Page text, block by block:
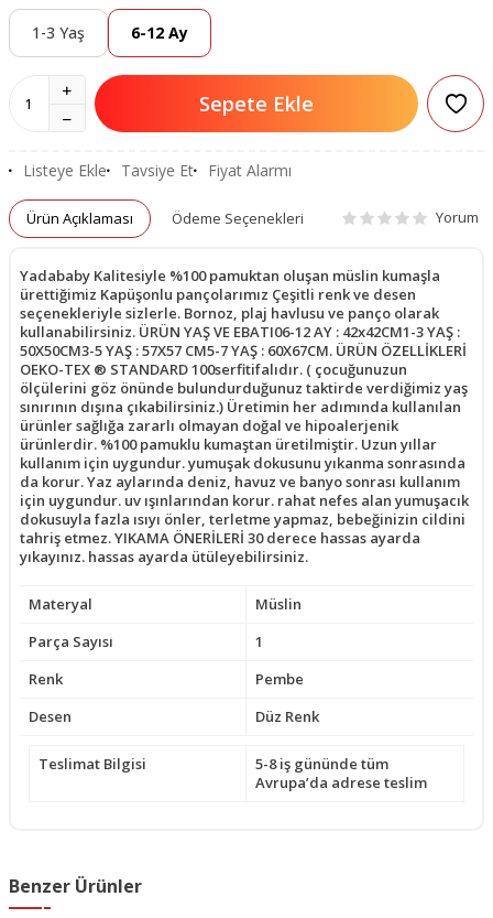
1-3 Yaş 6-12 Ay
Sepete Ekle
Listeye Ekle Tavsiye Et Fiyat Alarmı
Ürün Açıklaması Ödeme Seçenekleri Yorum
Yadababy Kalitesiyle %100 pamuktan oluşan müslin kumaşla
ürettiğimiz Kapüşonlu pançolarımız Çeşitli renk ve desen
seçenekleriyle sizlerle. Bornoz, plaj havlusu ve panço olarak
kullanabilirsiniz. ÜRÜN YAŞ VE EBATI06-12 AY : 42x42CM1-3 YAŞ :
50X50CM3-5 YAŞ : 57X57 CM5-7 YAŞ : 60X67CM. ÜRÜN ÖZELLİKLERİ
OEKO-TEX ® STANDARD 100serfitifalıdır. ( çocuğunuzun
ölçülerini göz önünde bulundurduğunuz taktirde verdiğimiz yaş
sınırının dışına çıkabilirsiniz.) Üretimin her adımında kullanılan
ürünler sağlığa zararlı olmayan doğal ve hipoalerjenik
ürünlerdir. %100 pamuklu kumaştan üretilmiştir. Uzun yıllar
kullanım için uygundur. yumuşak dokusunu yıkanma sonrasında
da korur. Yaz aylarında deniz, havuz ve banyo sonrası kullanım
için uygundur. uv ışınlarından korur. rahat nefes alan yumuşacık
dokusuyla fazla ısıyı önler, terletme yapmaz, bebeğinizin cildini
tahriş etmez. YIKAMA ÖNERİLERİ 30 derece hassas ayarda
yıkayınız. hassas ayarda ütüleyebilirsiniz.
Materyal
Müslin
Parça Sayısı
1
Renk
Pembe
Desen
Düz Renk
Teslimat Bilgisi
5-8 iş gününde tüm
Avrupa’da adrese teslim
Benzer Ürünler